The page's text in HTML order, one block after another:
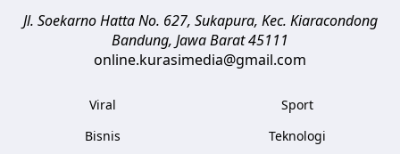
Jl. Soekarno Hatta No. 627, Sukapura, Kec. Kiaracondong
Bandung, Jawa Barat45111
online.kurasimedia@gmail.com
Viral
Bisnis
Sport
Teknologi